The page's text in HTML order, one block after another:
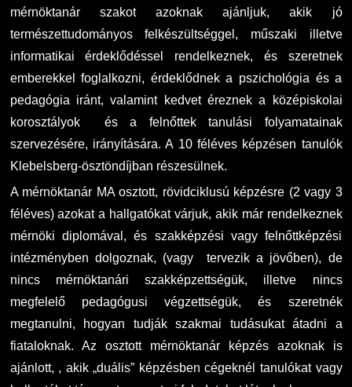
mérnöktanár szakot azoknak ajánljuk, akik jó
természettudományos felkészültséggel, műszaki illetve
informatikai érdeklődéssel rendelkeznek, és szeretnek
emberekkel foglalkozni, érdeklődnek a pszichológia és a
pedagógia iránt, valamint kedvet éreznek a középiskolai
korosztályok és a felnőttek tanulási folyamatainak
szervezésére, irányítására. A 10 féléves képzésen tanulók
Klebelsberg-ösztöndíjban részesülnek.
A mérnöktanár MA osztott, rövidciklusú képzésre (2 vagy 3
féléves) azokat a hallgatókat várjuk, akik már rendelkeznek
mérnöki diplomával, és szakképzési vagy felnőttképzési
intézményben dolgoznak, (vagy tervezik a jövőben), de
nincs mérnöktanári szakképzettségük, illetve nincs
megfelelő pedagógusi végzettségük, és szeretnék
megtanulni, hogyan tudják szakmai tudásukat átadni a
fiataloknak. Az osztott mérnöktanár képzés azoknak is
ajánlott, , akik „duális” képzésben cégeknél tanulókat vagy